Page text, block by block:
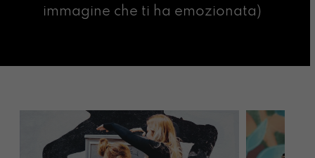
immagine che ti ha emozionata)